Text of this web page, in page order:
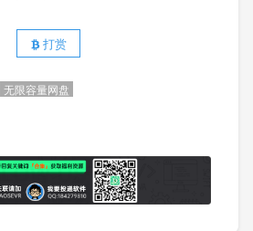
打赏
无限容量网盘